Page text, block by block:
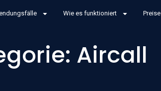
Wie es funktioniert Preise
Aircall